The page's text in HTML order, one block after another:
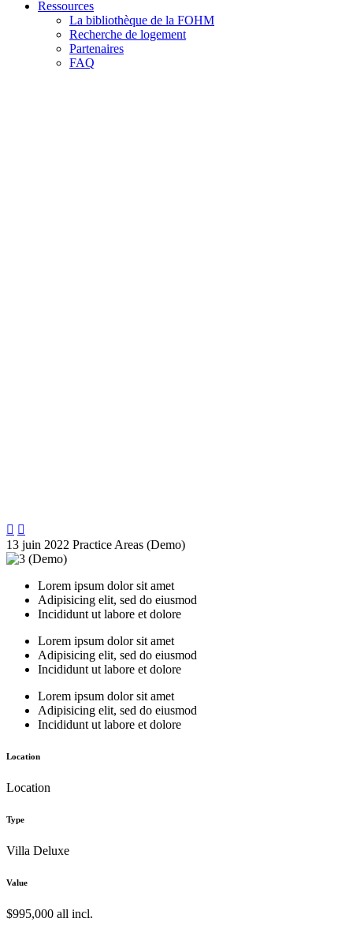
Ressources
La bibliothèque de la FOHM
Recherche de logement
Partenaires
FAQ
 
13 juin 2022 Practice Areas (Demo)
Lorem ipsum dolor sit amet
Adipisicing elit, sed do eiusmod
Incididunt ut labore et dolore
Lorem ipsum dolor sit amet
Adipisicing elit, sed do eiusmod
Incididunt ut labore et dolore
Lorem ipsum dolor sit amet
Adipisicing elit, sed do eiusmod
Incididunt ut labore et dolore
Location
Location
Type
Villa Deluxe
Value
$995,000 all incl.